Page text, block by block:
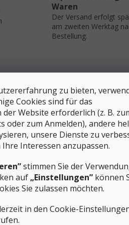
zu bieten,
Cookies sind für das
Website erforderlich (z. B.
oder zum Anmelden), andere
unsere Dienste zu
Interessen anzupassen.
stimmen Sie der
auf „Einstellungen” können
Sie zulassen möchten.
in den Cookie-
Waren
Der Versand erfolgt
am zweiten Werktag
Bestellung.
Angenehmste, worauf man sich
Stoff hat Zutaten wie jede
am Körper wie ein Picket und
- schick für den Bergwinter!
EAN: